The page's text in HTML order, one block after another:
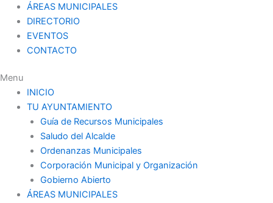
ÁREAS MUNICIPALES
DIRECTORIO
EVENTOS
CONTACTO
Menu
INICIO
TU AYUNTAMIENTO
Guía de Recursos Municipales
Saludo del Alcalde
Ordenanzas Municipales
Corporación Municipal y Organización
Gobierno Abierto
ÁREAS MUNICIPALES